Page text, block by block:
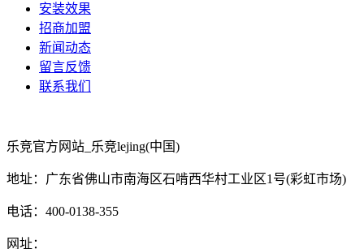
安装效果
招商加盟
新闻动态
留言反馈
联系我们
乐竞官方网站_乐竞lejing(中国)
地址：广东省佛山市南海区石啃西华村工业区1号(彩虹市场)
电话：400-0138-355
网址：